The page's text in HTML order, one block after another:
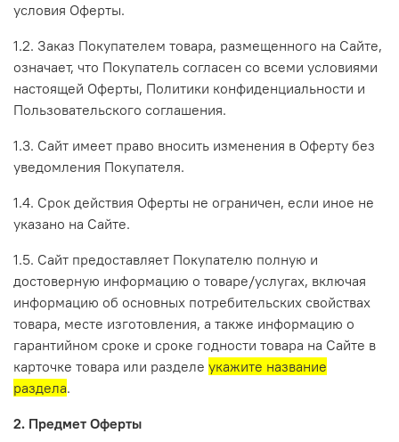
условия Оферты.
1.2. Заказ Покупателем товара, размещенного на Сайте,
означает, что Покупатель согласен со всеми условиями
настоящей Оферты, Политики конфиденциальности и
Пользовательского соглашения.
1.3. Сайт имеет право вносить изменения в Оферту без
уведомления Покупателя.
1.4. Срок действия Оферты не ограничен, если иное не
указано на Сайте.
1.5. Сайт предоставляет Покупателю полную и
достоверную информацию о товаре/услугах, включая
информацию об основных потребительских свойствах
товара, месте изготовления, а также информацию о
гарантийном сроке и сроке годности товара на Сайте в
карточке товара или разделе укажите название
раздела.
2. Предмет Оферты